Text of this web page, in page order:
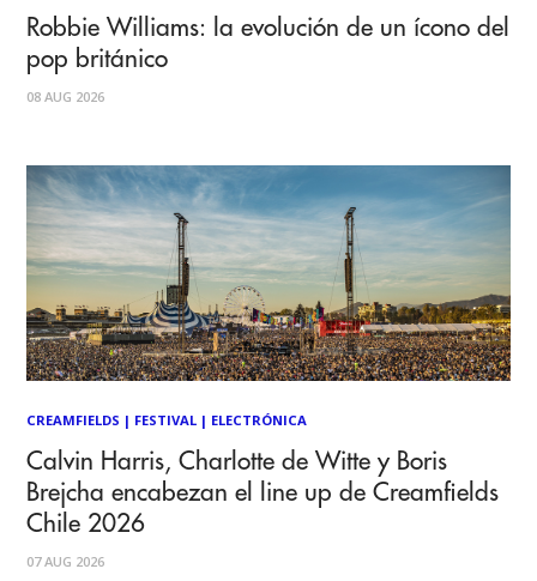
Robbie Williams: la evolución de un ícono del
pop británico
08 AUG 2026
CREAMFIELDS | FESTIVAL | ELECTRÓNICA
Calvin Harris, Charlotte de Witte y Boris
Brejcha encabezan el line up de Creamfields
Chile 2026
07 AUG 2026